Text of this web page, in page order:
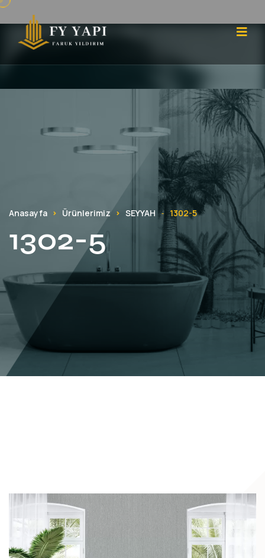
Anasayfa Ürünlerimiz SEYYAH - 1302-5
1302-5